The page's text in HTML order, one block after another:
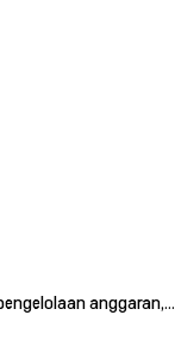
anggaran,…